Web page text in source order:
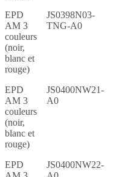
EPD
AM 3
couleurs
(noir,
blanc et
rouge)
JS0398N03-
TNG-A0
EPD
AM 3
couleurs
(noir,
blanc et
rouge)
JS0400NW21-
A0
EPD
JS0400NW22-